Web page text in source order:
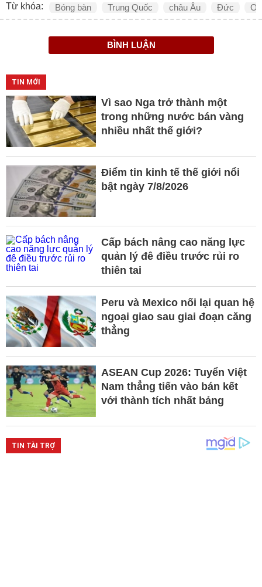
Từ khóa: Bóng bàn Trung Quốc châu Âu Đức
BÌNH LUẬN
TIN MỚI
Vì sao Nga trở thành một
trong những nước bán vàng
nhiều nhất thế giới?
Điểm tin kinh tế thế giới nổi
bật ngày 7/8/2026
Cấp bách nâng cao năng lực
quản lý đê điều trước rủi ro
thiên tai
Peru và Mexico nối lại quan hệ
ngoại giao sau giai đoạn căng
thẳng
ASEAN Cup 2026: Tuyển Việt
Nam thẳng tiến vào bán kết
với thành tích nhất bảng